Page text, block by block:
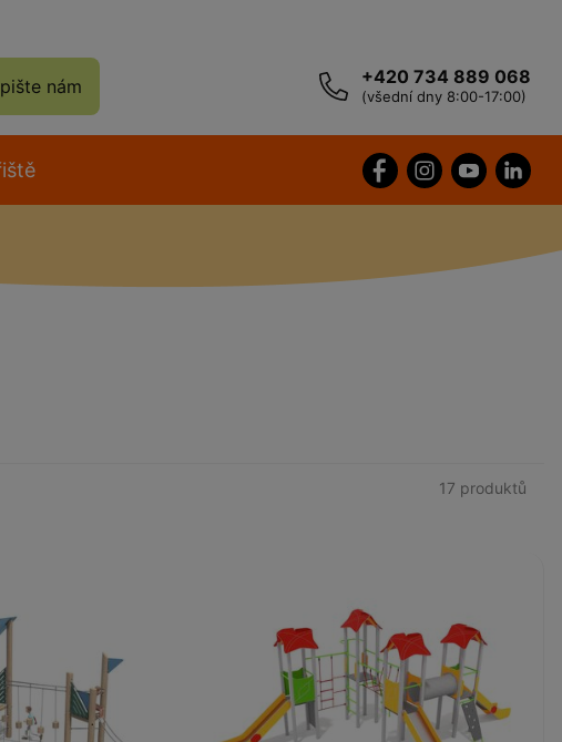
nám +420 734 889 068
(všední dny 8:00-17:00)